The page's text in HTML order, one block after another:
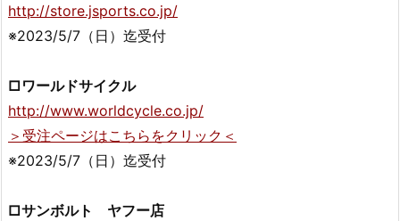
http://store.jsports.co.jp/
※2023/5/7（日）迄受付
□ワールドサイクル
http://www.worldcycle.co.jp/
＞受注ページはこちらをクリック＜
※2023/5/7（日）迄受付
□サンボルト ヤフー店